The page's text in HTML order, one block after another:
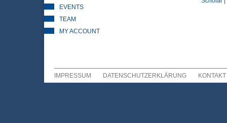
EVENTS
TEAM
MY ACCOUNT
IMPRESSUM DATENSCHUTZERKLÄRUNG KONTAKT